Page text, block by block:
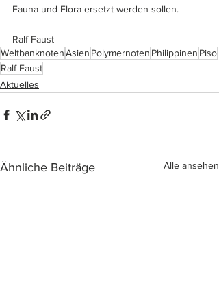
Fauna und Flora ersetzt werden sollen.
Ralf Faust
WeltbanknotenAsien Polymernoten Philippinen Piso
Ralf Faust
Aktuelles
Ähnliche Beiträge Alle ansehen